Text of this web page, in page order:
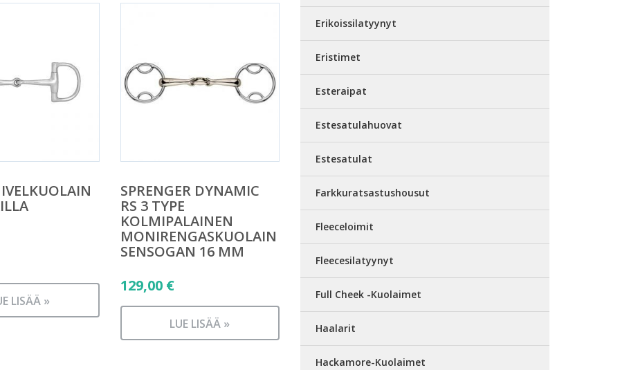
LISÄÄ »
SPRENGER DYNAMIC
RS 3 TYPE
KOLMIPALAINEN
MONIRENGASKUOLAIN
SENSOGAN 16 MM
129,00 €
LUE LISÄÄ »
Erikoissilatyynyt
Eristimet
Esteraipat
Estesatulahuovat
Estesatulat
Farkkuratsastushousut
Fleeceloimit
Fleecesilatyynyt
Full Cheek -Kuolaimet
Haalarit
Hackamore-Kuolaimet